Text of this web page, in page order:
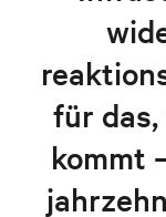
für
kommt